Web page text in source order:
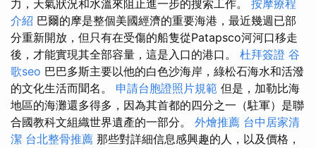
力，天氣狀況和水溫來阻止進一步的搜索工作。 按摩療程
介紹 巴爾的摩是整個美國經濟的重要海港，最近幾週已部
分重新開放，但只有在受傷的船隻從Patapsco河河口移走
後，才能實現其全部容量，這是入口的港口。 杜拜簽證 谷
歌seo 巴巴多斯主要以他的白色沙海岸，綠松石海水和活潑
的文化生活而聞名。 申請台胞證照片規範 但是，加勒比海
地區的海灘還多得多，因為其首都的四分之一（駐軍）是聯
合國教科文組織世界遺產的一部分。 外燴推薦 台中居家清
潔 台北整骨推薦 那些對詳細信息感興趣的人，以及價格，